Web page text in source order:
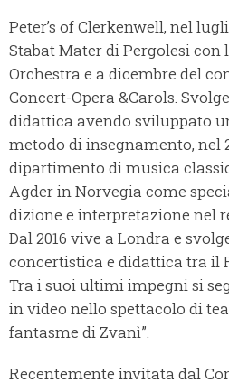
Peter’s of Clerkenwell, nel
Stabat Mater di Pergolesi con
Orchestra e a dicembre del
Concert-Opera &Carols.
didattica avendo sviluppato
metodo di insegnamento, nel
dipartimento di musica
Agder in Norvegia come
dizione e interpretazione nel
Dal 2016 vive a Londra e
concertistica e didattica tra il
Tra i suoi ultimi impegni si
in video nello spettacolo di
fantasme di Zvanì”.
Recentemente invitata dal